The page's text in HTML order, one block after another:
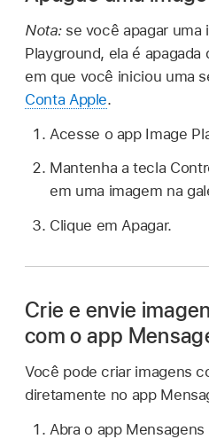
Nota: se você apagar uma
Playground, ela é
em que você iniciou uma
Conta Apple.
Acesse o app Image
Mantenha a tecla
em uma imagem na
Clique em Apagar.
Crie e envie
com o app
Você pode criar imagens
diretamente no app
Abra o app Mensagens